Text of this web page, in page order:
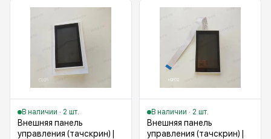
В наличии · 2 шт.
Внешняя панель
управления (тачскрин) |
В наличии · 2 шт.
Внешняя панель
управления (тачскрин) |